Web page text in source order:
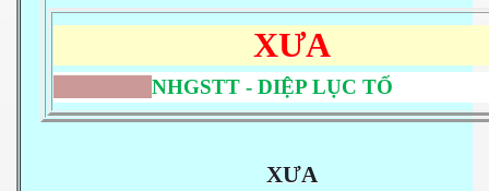
XƯA
NHGSTT - DIỆP LỤC TỐ
XƯA